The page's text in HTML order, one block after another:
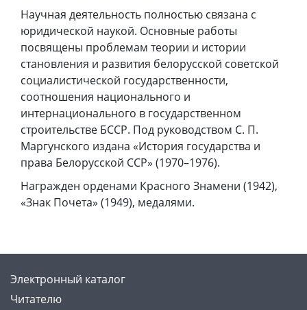
Научная деятельность полностью связана с
юридической наукой. Основные работы
посвящены проблемам теории и истории
становления и развития белорусской советской
социалистической государственности,
соотношения национального и
интернационального в государственном
строительстве БССР. Под руководством С. П.
Маргунского издана «История государства и
права Белорусской ССР» (1970–1976).
Награжден орденами Красного Знамени (1942),
«Знак Почета» (1949), медалями.
Электронный каталог
Читателю